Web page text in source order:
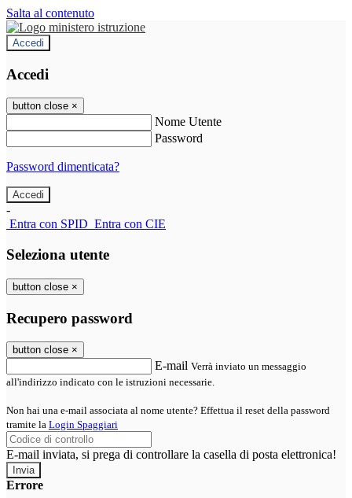
Salta al contenuto
Accedi
Accedi
button close ×
Nome Utente
Password
Password dimenticata?
-
Entra con SPID Entra con CIE
Seleziona utente
button close ×
Recupero password
button close ×
E-mail Verrà inviato un messaggio
all'indirizzo indicato con le istruzioni necessarie.
Non hai una e-mail associata al nome utente? Effettua il reset della password
tramite la Login Spaggiari
E-mail inviata, si prega di controllare la casella di posta elettronica!
Errore